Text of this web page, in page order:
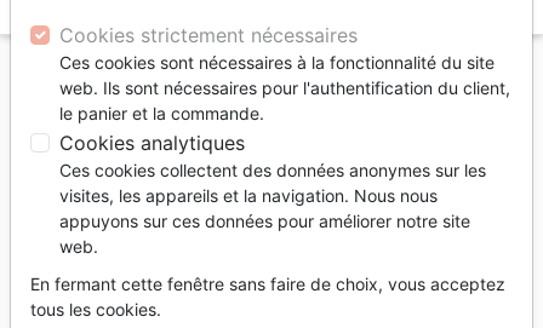
Accueil Bibles
Bibles standard
Bible Segond 21 compacte (Premium Style) -
couverture souple, toile rose avec paillettes et
onglets
Bible Segond 21 compacte (Premium
Style)
couverture souple, toile rose avec
paillettes et onglets
Cookies strictement nécessaires
Ces cookies sont nécessaires à la fonctionnalité du site
web. Ils sont nécessaires pour l'authentification du client,
le panier et la commande.
Cookies analytiques
Ces cookies collectent des données anonymes sur les
visites, les appareils et la navigation. Nous nous
appuyons sur ces données pour améliorer notre site
web.
En fermant cette fenêtre sans faire de choix, vous acceptez
tous les cookies.